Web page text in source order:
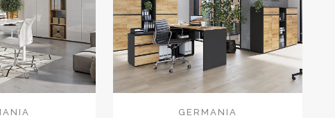
GERMANIA